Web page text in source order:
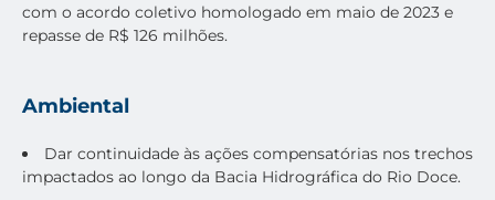
com o acordo coletivo homologado em maio de 2023 e
repasse de R$ 126 milhões.
Ambiental
Dar continuidade às ações compensatórias nos trechos
impactados ao longo da Bacia Hidrográfica do Rio Doce.